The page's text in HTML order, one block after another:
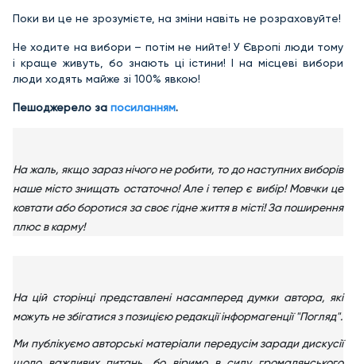
Поки ви це не зрозумієте, на зміни навіть не розраховуйте!
Не ходите на вибори – потім не нийте! У Європі люди тому
і краще живуть, бо знають ці істини! І на місцеві вибори
люди ходять майже зі 100% явкою!
Пешоджерело за посиланням.
На жаль, якщо зараз нічого не робити, то до наступних виборів
наше місто знищать остаточно! Але і тепер є вибір! Мовчки це
ковтати або боротися за своє гідне життя в місті! За поширення
плюс в карму!
На цій сторінці представлені насамперед думки автора, які
можуть не збігатися з позицією редакції інформагенції "Погляд".
Ми публікуємо авторські матеріали передусім заради дискусії